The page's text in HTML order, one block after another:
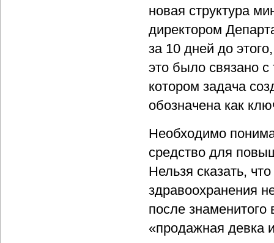
новая структура
директором
за 10 дней до
это было связано
котором задача
обозначена как
Необходимо
средство для
Нельзя сказать,
здравоохранения
после
«продажная девка